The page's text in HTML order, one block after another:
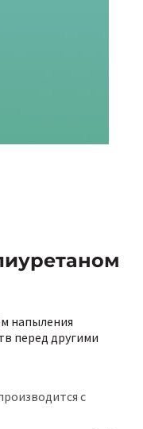
напыления
перед другими
с